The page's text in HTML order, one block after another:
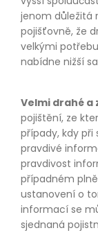
jenom důležitá
pojišťovně, že
velkými
nabídne nižší
Velmi drahé
pojištění, ze
případy, kdy při
pravdivé
pravdivost
případném
ustanovení o
informací se
sjednaná